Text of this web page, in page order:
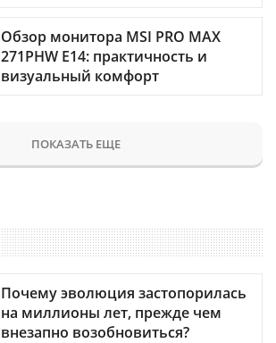
Обзор монитора MSI PRO MAX
271PHW E14: практичность и
визуальный комфорт
ПОКАЗАТЬ ЕЩЕ
Почему эволюция застопорилась
на миллионы лет, прежде чем
внезапно возобновиться?